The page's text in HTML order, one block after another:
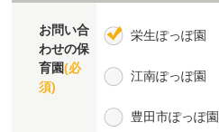
お問い合
わせの保
育園(必
須)
栄生ぽっぽ園
江南ぽっぽ園
豊田市ぽっぽ園